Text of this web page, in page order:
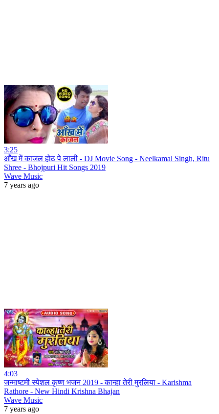
3:25
आँख में काजल होठ पे लाली - DJ Movie Song - Neelkamal Singh, Ritu
Shree - Bhojpuri Hit Songs 2019
Wave Music
7 years ago
4:03
जन्माष्टमी स्पेशल कृष्ण भजन 2019 - कान्हा तेरी मुरलिया - Karishma
Rathore - New Hindi Krishna Bhajan
Wave Music
7 years ago